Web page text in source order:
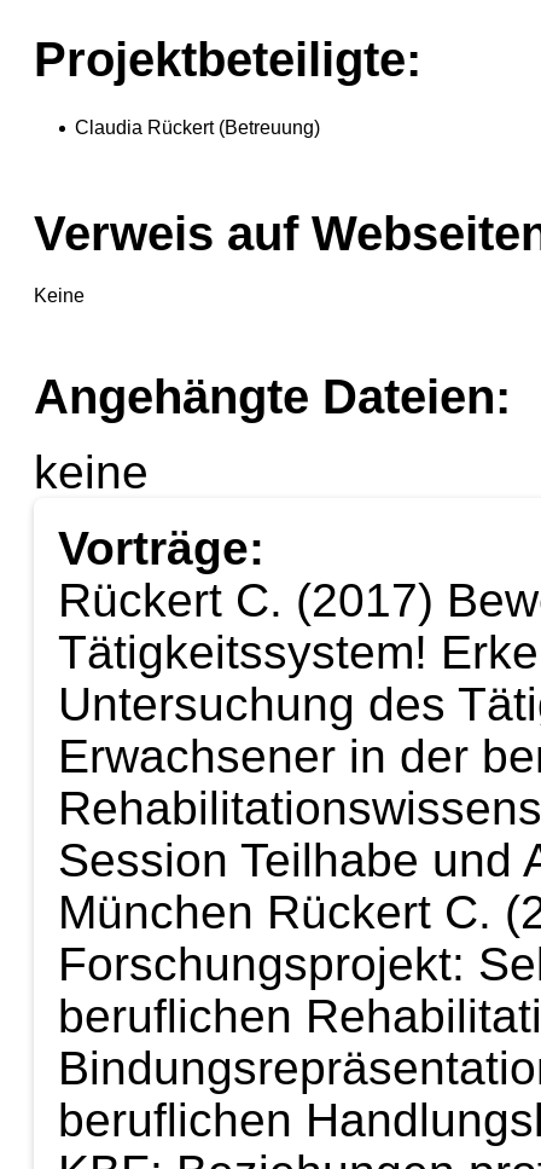
Projektbeteiligte:
Claudia Rückert (Betreuung)
Verweis auf
Keine
Angehängte Dateien:
keine
Vorträge:
Rückert C. (2017)
Tätigkeitssystem!
Untersuchung des
Erwachsener in der
Session Teilhabe und
München Rückert C.
Forschungsprojekt:
beruflichen
beruflichen